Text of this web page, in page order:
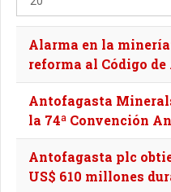
Alarma en la
reforma al Código de
Antofagasta
la 74ª Convención
Antofagasta plc
US$ 610 millones